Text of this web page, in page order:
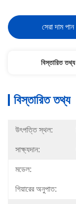
সেরা দাম পান
বিস্তারিত তথ্য
বিস্তারিত তথ্য
উৎপত্তি স্থল:
সাক্ষ্যদান:
মডেল:
গিয়ারের অনুপাত: